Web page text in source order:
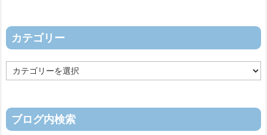
ブ
カテゴリー
テ
ー
ブログ内検索